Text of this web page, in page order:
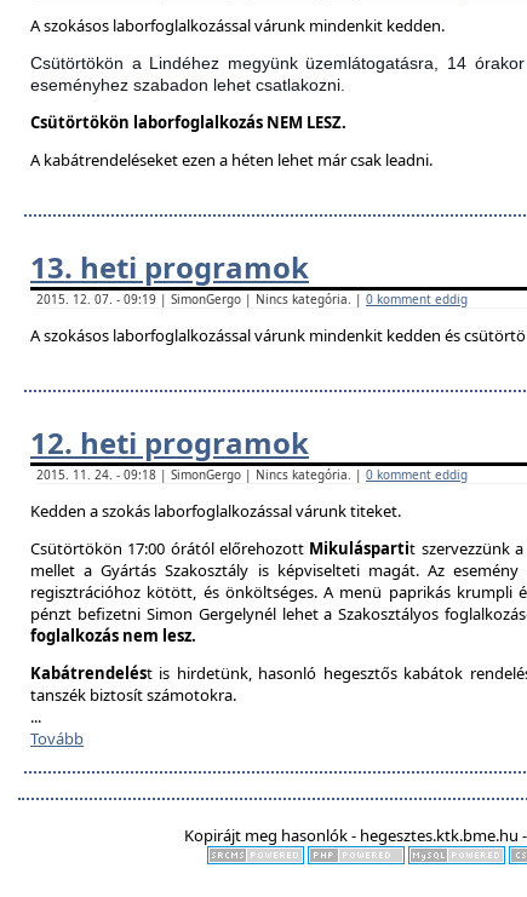
A szokásos laborfoglalkozással várunk mindenkit kedden.
Csütörtökön a Lindéhez megyünk üzemlátogatásra, 14
eseményhez szabadon lehet csatlakozni.
Csütörtökön laborfoglalkozás NEM LESZ.
A kabátrendeléseket ezen a héten lehet már csak leadni.
13. heti programok
2015. 12. 07. - 09:19 | SimonGergo | Nincs kategória. | 0 komment eddig
A szokásos laborfoglalkozással várunk mindenkit kedden és
12. heti programok
2015. 11. 24. - 09:18 | SimonGergo | Nincs kategória. | 0 komment eddig
Kedden a szokás laborfoglalkozással várunk titeket.
Csütörtökön 17:00 órától előrehozott Mikuláspartit szervezzünk a
mellet a Gyártás Szakosztály is képviselteti magát. Az esemény
regisztrációhoz kötött, és önköltséges. A menü paprikás krumpli
pénzt befizetni Simon Gergelynél lehet a Szakosztályos
foglalkozás nem lesz.
Kabátrendelést is hirdetünk, hasonló hegesztős kabátok
tanszék biztosít számotokra.
...
Tovább
Kopirájt meg hasonlók - hegesztes.ktk.bme.hu